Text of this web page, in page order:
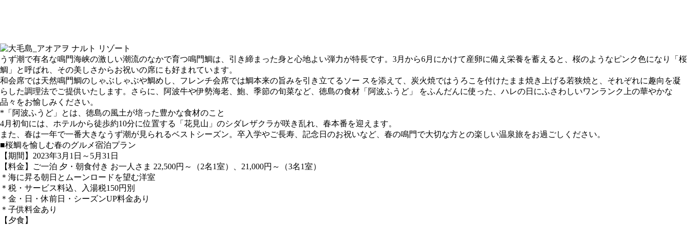
うず潮で有名な鳴門海峡の激しい潮流のなかで育つ鳴門鯛は、引き締まった身と心地よい弾力が特長です。3月から6月にかけて産卵に備え栄養を蓄えると、桜のようなピンク色になり「桜
鯛」と呼ばれ、その美しさからお祝いの席にも好まれています。
和会席では天然鳴門鯛のしゃぶしゃぶや鯛めし、フレンチ会席では鯛本来の旨みを引き立てるソー スを添えて、炭火焼ではうろこを付けたまま焼き上げる若狭焼と、それぞれに趣向を凝
らした調理法でご提供いたします。さらに、阿波牛や伊勢海老、鮑、季節の旬菜など、徳島の食材「阿波ふうど」 をふんだんに使った、ハレの日にふさわしいワンランク上の華やかな
品々をお愉しみください。
*「阿波ふうど」とは、徳島の風土が培った豊かな食材のこと
4月初旬には、ホテルから徒歩約10分に位置する「花見山」のシダレザクラが咲き乱れ、春本番を迎えます。
また、春は一年で一番大きなうず潮が見られるベストシーズン。卒入学やご長寿、記念日のお祝いなど、春の鳴門で大切な方との楽しい温泉旅をお過ごしください。
■桜鯛を愉しむ春のグルメ宿泊プラン
【期間】2023年3月1日～5月31日
【料金】ご一泊 夕・朝食付き お一人さま 22,500円～（2名1室）、21,000円～（3名1室）
＊海に昇る朝日とムーンロードを望む洋室
＊税・サービス料込、入湯税150円別
＊金・日・休前日・シーズンUP料金あり
＊子供料金あり
【夕食】